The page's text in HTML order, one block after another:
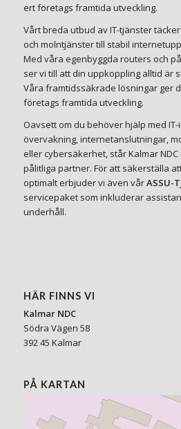
ert företags framtida utveckling.
Vårt breda utbud av IT-tjänster
och molntjänster till stabil
Med våra egenbyggda routers och
ser vi till att din uppkoppling alltid är
Våra framtidssäkrade lösningar ger
företags framtida utveckling.
Oavsett om du behöver hjälp med
övervakning, internetanslutningar,
eller cybersäkerhet, står Kalmar
pålitliga partner. För att säkerställa
optimalt erbjuder vi även vårASSU-
servicepaket som inkluderar
underhåll.
HÄR FINNS VI
Kalmar NDC
Södra Vägen 58
392 45 Kalmar
PÅ KARTAN